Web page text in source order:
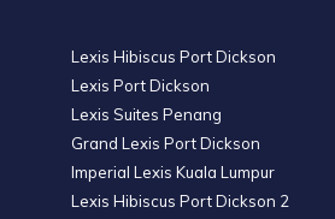
Lexis Hibiscus Port Dickson
Lexis Port Dickson
Lexis Suites Penang
Grand Lexis Port Dickson
Imperial Lexis Kuala Lumpur
Lexis Hibiscus Port Dickson 2